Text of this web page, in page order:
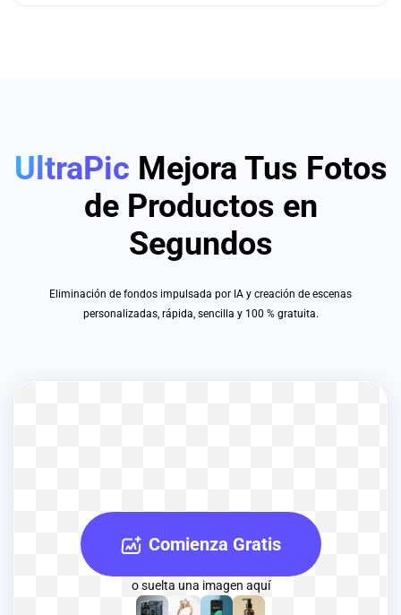
UltraPic Mejora Tus Fotos
de Productos en
Segundos
Eliminación de fondos impulsada por IA y creación de escenas
personalizadas, rápida, sencilla y 100 % gratuita.
Comienza Gratis
o suelta una imagen aquí